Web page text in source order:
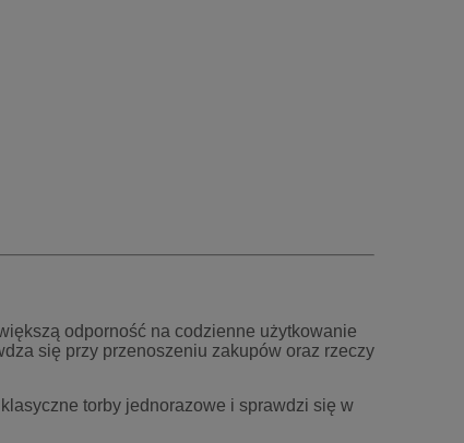
Najniższa cena:59,00 zł
Najniższa
odporność na codzienne użytkowanie
się przy przenoszeniu zakupów oraz rzeczy
torby jednorazowe i sprawdzi się w